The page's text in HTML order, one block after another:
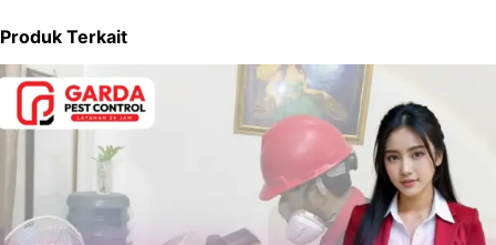
Produk Terkait